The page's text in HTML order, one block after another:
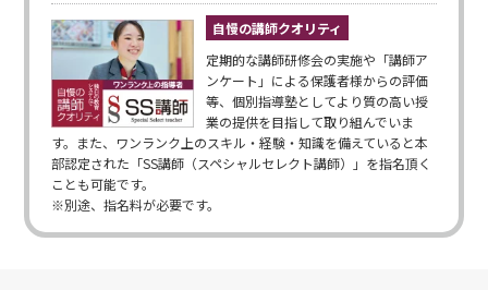
自慢の講師クオリティ
定期的な講師研修会の実施や「講師ア
ンケート」による保護者様からの評価
等、個別指導塾としてより質の高い授
業の提供を目指して取り組んでいま
す。また、ワンランク上のスキル・経験・知識を備えていると本
部認定された「SS講師（スペシャルセレクト講師）」を指名頂く
ことも可能です。
※別途、指名料が必要です。